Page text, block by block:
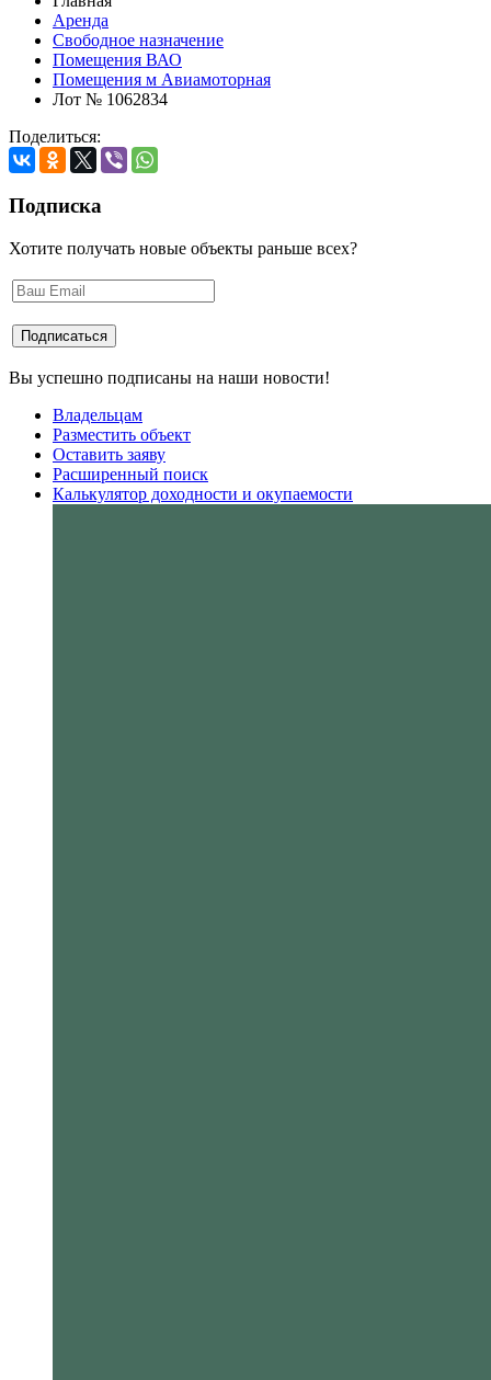
Аренда
Свободное назначение
Помещения ВАО
Помещения м Авиамоторная
Лот № 1062834
Поделиться:
Подписка
Хотите получать новые объекты раньше всех?
Вы успешно подписаны на наши новости!
Владельцам
Разместить объект
Оставить заяву
Расширенный поиск
Калькулятор доходности и окупаемости